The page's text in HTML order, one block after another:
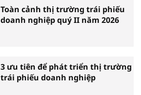
Toàn cảnh thị trường trái phiếu
doanh nghiệp quý II năm 2026
3 ưu tiên để phát triển thị trường
trái phiếu doanh nghiệp